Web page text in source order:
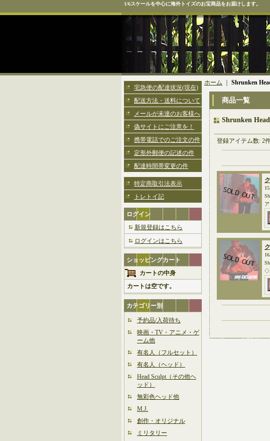
1/6スケールを中心に海外トイズのお宝商品をお届けします。
宅急便の配達状況(現在)
配送方法・送料について
メールが未達のお客様へ
偽サイトにご注意を！
携帯電話でのご注文の件
定形外郵便の記述の件
配達時間帯変更の件
特定商取引法表示
トレトイ記
ログイン
新規登録はこちら
ログインはこちら
ショッピングカート
カートの中身
カートは空です。
カテゴリー別
予約品/入荷待ち
映画・TV・アニメ・ゲ
ーム他
有名人（フルセット）
有名人（ヘッド）
Head Sculpt（その他ヘ
ッド）
無彩色ヘッド他
M.J.
創作・オリジナル
ミリタリー
ホーム Shrunken
商品一覧
Shrunken
登録アイテム数: 2
◇